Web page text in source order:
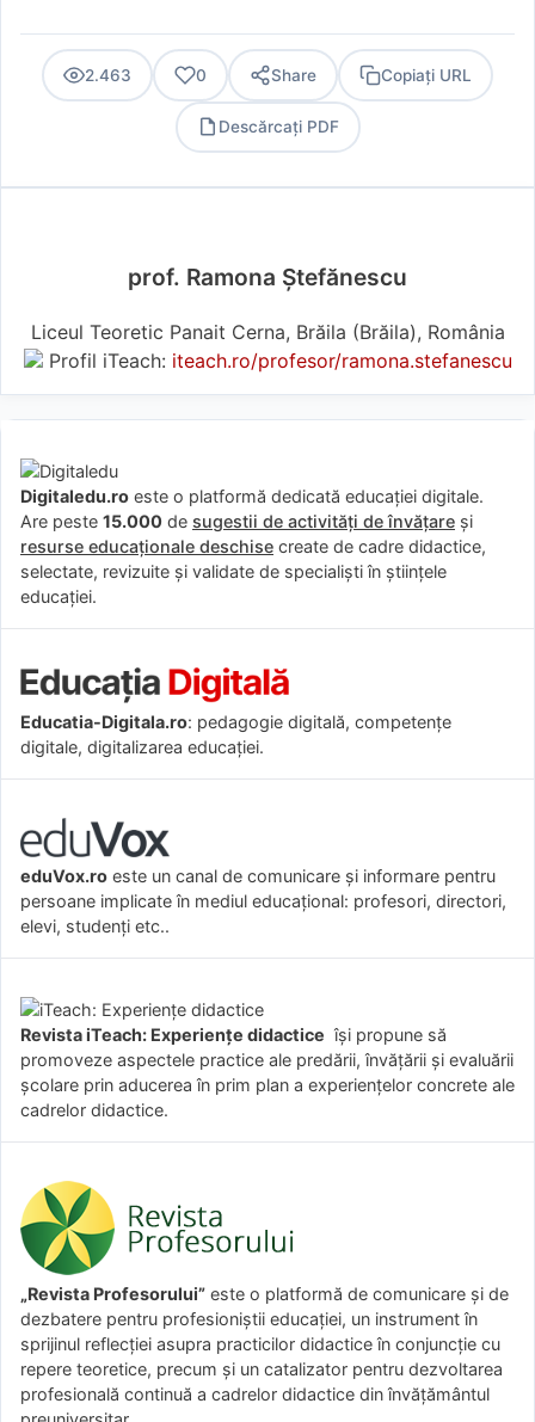
2.463 0 Share Copiați URL
Descărcați PDF
prof. Ramona Ştefănescu
Liceul Teoretic Panait Cerna, Brăila (Brăila), România
Profil iTeach: iteach.ro/profesor/ramona.stefanescu
Digitaledu.ro este o platformă dedicată educației digitale.
Are peste 15.000 de sugestii de activități de învățare și
resurse educaționale deschise create de cadre didactice,
selectate, revizuite și validate de specialiști în științele
educației.
Educatia-Digitala.ro: pedagogie digitală, competențe
digitale, digitalizarea educației.
eduVox.ro este un canal de comunicare și informare pentru
persoane implicate în mediul educațional: profesori, directori,
elevi, studenți etc..
Revista iTeach: Experienţe didactice îşi propune să
promoveze aspectele practice ale predării, învăţării şi evaluării
şcolare prin aducerea în prim plan a experienţelor concrete ale
cadrelor didactice.
„Revista Profesorului” este o platformă de comunicare și de
dezbatere pentru profesioniștii educației, un instrument în
sprijinul reflecției asupra practicilor didactice în conjuncție cu
repere teoretice, precum și un catalizator pentru dezvoltarea
profesională continuă a cadrelor didactice din învățământul